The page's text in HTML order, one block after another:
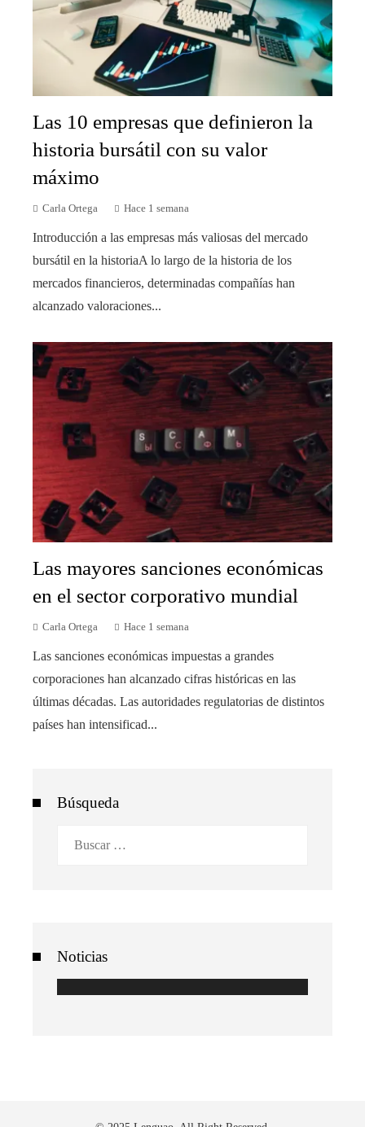
Las 10 empresas que definieron la
historia bursátil con su valor
máximo
Carla Ortega Hace 1 semana
Introducción a las empresas más valiosas del mercado
bursátil en la historiaA lo largo de la historia de los
mercados financieros, determinadas compañías han
alcanzado valoraciones...
Las mayores sanciones económicas
en el sector corporativo mundial
Carla Ortega Hace 1 semana
Las sanciones económicas impuestas a grandes
corporaciones han alcanzado cifras históricas en las
últimas décadas. Las autoridades regulatorias de distintos
países han intensificad...
Búsqueda
Noticias